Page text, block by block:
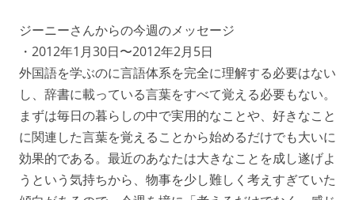
ジーニーさんからの今週のメッセージ
・2012年1月30日〜2012年2月5日
外国語を学ぶのに言語体系を完全に理解する必要はない
し、辞書に載っている言葉をすべて覚える必要もない。
まずは毎日の暮らしの中で実用的なことや、好きなこと
に関連した言葉を覚えることから始めるだけでも大いに
効果的である。最近のあなたは大きなことを成し遂げよ
うという気持ちから、物事を少し難しく考えすぎていた